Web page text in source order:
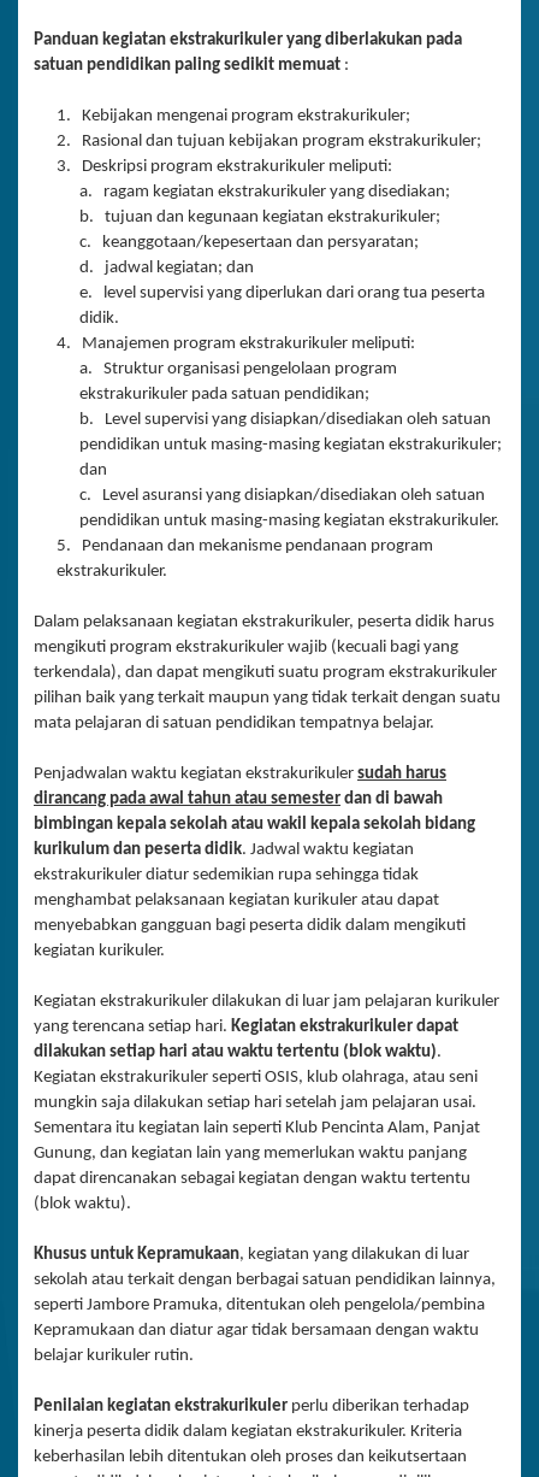
Panduan kegiatan ekstrakurikuler yang diberlakukan pada
satuan pendidikan paling sedikit memuat :
1. Kebijakan mengenai program ekstrakurikuler;
2. Rasional dan tujuan kebijakan program ekstrakurikuler;
3. Deskripsi program ekstrakurikuler meliputi:
a. ragam kegiatan ekstrakurikuler yang disediakan;
b. tujuan dan kegunaan kegiatan ekstrakurikuler;
c. keanggotaan/kepesertaan dan persyaratan;
d. jadwal kegiatan; dan
e. level supervisi yang diperlukan dari orang tua peserta
didik.
4. Manajemen program ekstrakurikuler meliputi:
a. Struktur organisasi pengelolaan program
ekstrakurikuler pada satuan pendidikan;
b. Level supervisi yang disiapkan/disediakan oleh satuan
pendidikan untuk masing-masing kegiatan ekstrakurikuler;
dan
c. Level asuransi yang disiapkan/disediakan oleh satuan
pendidikan untuk masing-masing kegiatan ekstrakurikuler.
5. Pendanaan dan mekanisme pendanaan program
ekstrakurikuler.
Dalam pelaksanaan kegiatan ekstrakurikuler, peserta didik harus
mengikuti program ekstrakurikuler wajib (kecuali bagi yang
terkendala), dan dapat mengikuti suatu program ekstrakurikuler
pilihan baik yang terkait maupun yang tidak terkait dengan suatu
mata pelajaran di satuan pendidikan tempatnya belajar.
Penjadwalan waktu kegiatan ekstrakurikuler sudah harus
dirancang pada awal tahun atau semester dan di bawah
bimbingan kepala sekolah atau wakil kepala sekolah bidang
kurikulum dan peserta didik. Jadwal waktu kegiatan
ekstrakurikuler diatur sedemikian rupa sehingga tidak
menghambat pelaksanaan kegiatan kurikuler atau dapat
menyebabkan gangguan bagi peserta didik dalam mengikuti
kegiatan kurikuler.
Kegiatan ekstrakurikuler dilakukan di luar jam pelajaran kurikuler
yang terencana setiap hari. Kegiatan ekstrakurikuler dapat
dilakukan setiap hari atau waktu tertentu (blok waktu).
Kegiatan ekstrakurikuler seperti OSIS, klub olahraga, atau seni
mungkin saja dilakukan setiap hari setelah jam pelajaran usai.
Sementara itu kegiatan lain seperti Klub Pencinta Alam, Panjat
Gunung, dan kegiatan lain yang memerlukan waktu panjang
dapat direncanakan sebagai kegiatan dengan waktu tertentu
(blok waktu).
Khusus untuk Kepramukaan, kegiatan yang dilakukan di luar
sekolah atau terkait dengan berbagai satuan pendidikan lainnya,
seperti Jambore Pramuka, ditentukan oleh pengelola/pembina
Kepramukaan dan diatur agar tidak bersamaan dengan waktu
belajar kurikuler rutin.
Penilaian kegiatan ekstrakurikuler perlu diberikan terhadap
kinerja peserta didik dalam kegiatan ekstrakurikuler. Kriteria
keberhasilan lebih ditentukan oleh proses dan keikutsertaan